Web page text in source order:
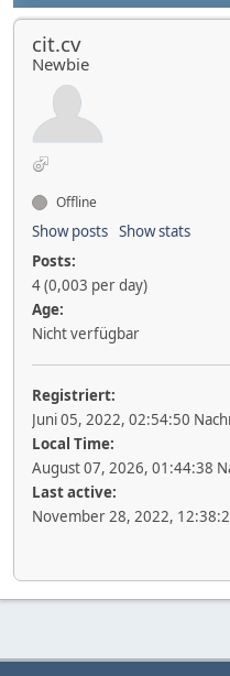
cit.cv
Newbie
Offline
Show posts Show stats
Posts:
4 (0,003 per day)
Age:
Nicht verfügbar
Registriert:
Juni 05, 2022, 02:54:50
Local Time:
August 07, 2026, 01:44:38
Last active:
November 28, 2022,